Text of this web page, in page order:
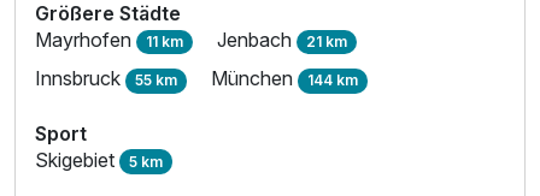
Größere Städte
Mayrhofen 11 km Jenbach 21 km
Innsbruck 55 km München 144 km
Sport
Skigebiet 5 km